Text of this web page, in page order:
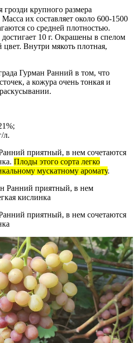
крупного размера
их составляет около 600-1500
со средней плотностью.
10 г. Окрашены в спелом
Внутри мякоть плотная,
Гурман Ранний в том, что
а кожура очень тонкая и
л.
приятный, в нем сочетаются
Плоды этого сорта легко
мускатному аромату.
приятный, в нем сочетаются